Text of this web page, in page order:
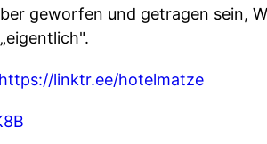
geworfen und getragen sein,
https://linktr.ee/hotelmatze